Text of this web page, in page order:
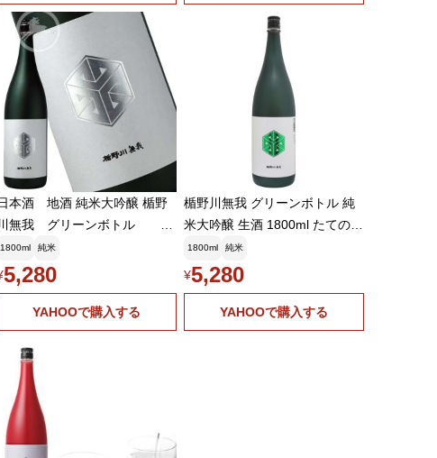
本酒 地酒 純米大吟醸 楯野
川無我 グリーンボトル や
や甘口 1800ml
1800ml 純米
5,280
YAHOOで購入する
楯野川無我 グリーンボトル 純
米大吟醸 生酒 1800ml たてのか
わむが 楯の川酒造 お中元ギフ
ト
1800ml 純米
¥5,280
YAHOOで購入する